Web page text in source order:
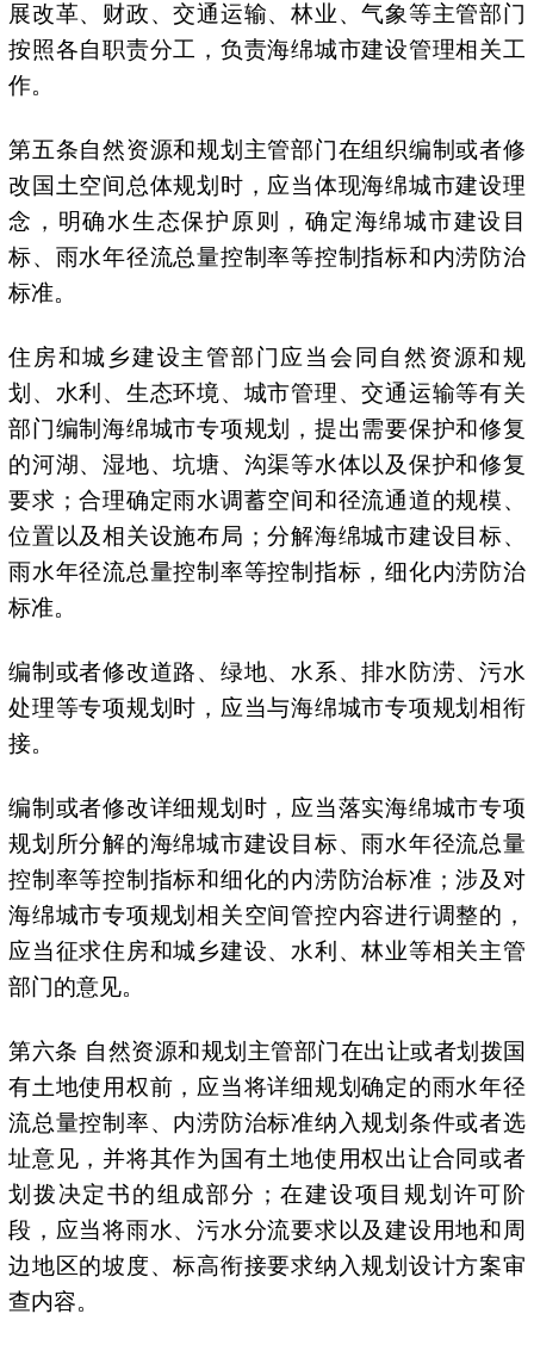
展改革、财政、交通运输、林业、气象等主管部门
按照各自职责分工，负责海绵城市建设管理相关工
作。
第五条自然资源和规划主管部门在组织编制或者修
改国土空间总体规划时，应当体现海绵城市建设理
念，明确水生态保护原则，确定海绵城市建设目
标、雨水年径流总量控制率等控制指标和内涝防治
标准。
住房和城乡建设主管部门应当会同自然资源和规
划、水利、生态环境、城市管理、交通运输等有关
部门编制海绵城市专项规划，提出需要保护和修复
的河湖、湿地、坑塘、沟渠等水体以及保护和修复
要求；合理确定雨水调蓄空间和径流通道的规模、
位置以及相关设施布局；分解海绵城市建设目标、
雨水年径流总量控制率等控制指标，细化内涝防治
标准。
编制或者修改道路、绿地、水系、排水防涝、污水
处理等专项规划时，应当与海绵城市专项规划相衔
接。
编制或者修改详细规划时，应当落实海绵城市专项
规划所分解的海绵城市建设目标、雨水年径流总量
控制率等控制指标和细化的内涝防治标准；涉及对
海绵城市专项规划相关空间管控内容进行调整的，
应当征求住房和城乡建设、水利、林业等相关主管
部门的意见。
第六条 自然资源和规划主管部门在出让或者划拨国
有土地使用权前，应当将详细规划确定的雨水年径
流总量控制率、内涝防治标准纳入规划条件或者选
址意见，并将其作为国有土地使用权出让合同或者
划拨决定书的组成部分；在建设项目规划许可阶
段，应当将雨水、污水分流要求以及建设用地和周
边地区的坡度、标高衔接要求纳入规划设计方案审
查内容。